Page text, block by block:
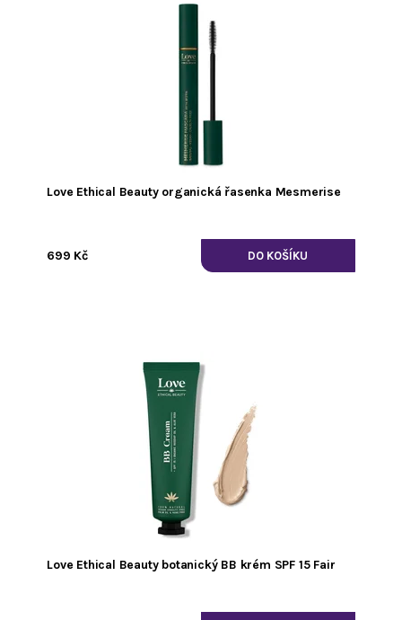
Love Ethical Beauty organická řasenka Mesmerise
699 Kč
Love Ethical Beauty botanický BB krém SPF 15 Fair